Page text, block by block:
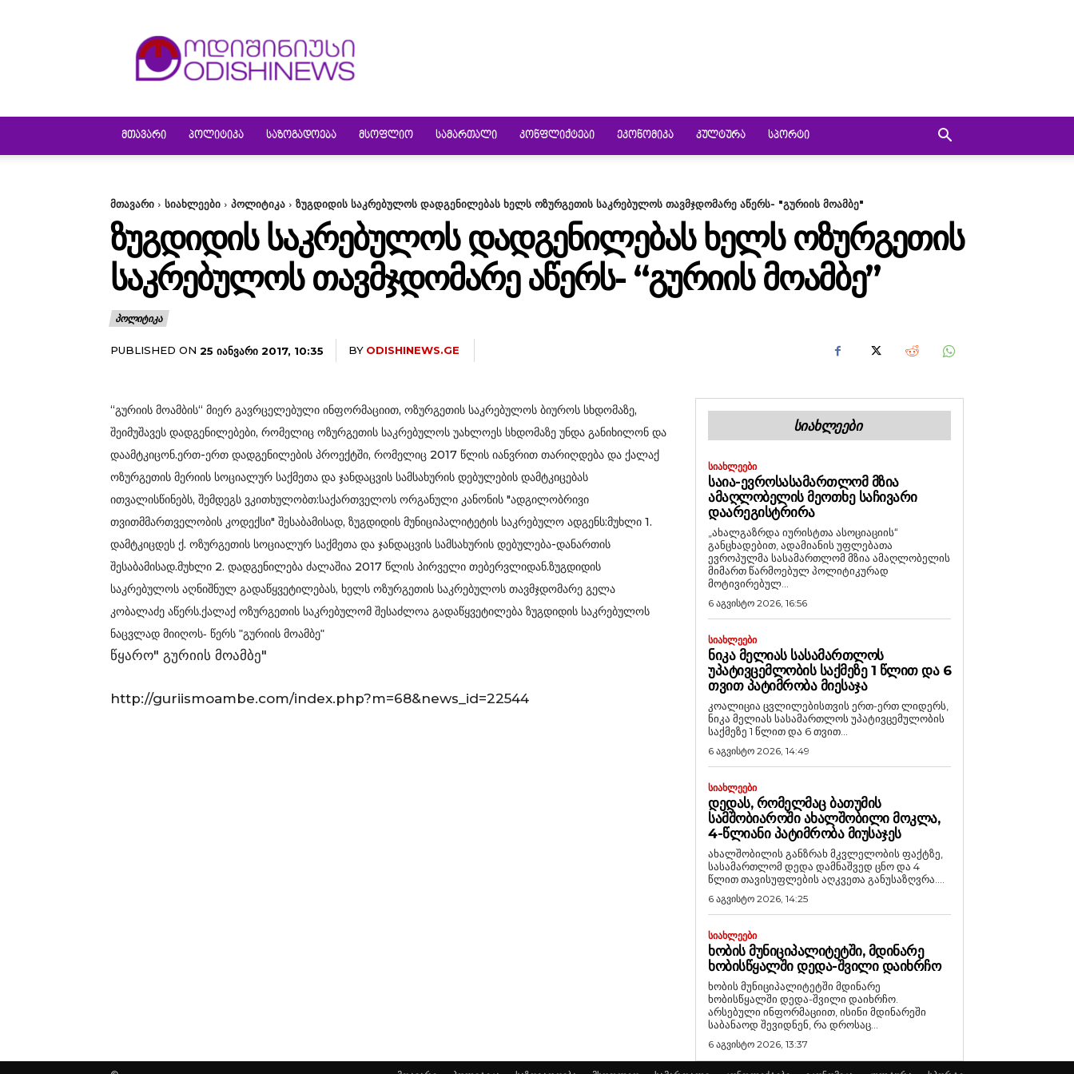
ᲛᲗᲐᲕᲐᲠᲘ ᲞᲝᲚᲘᲢᲘᲙᲐ ᲡᲐᲖᲝᲒᲐᲓᲝᲔᲑᲐ ᲛᲡᲝᲤᲚᲘᲝ ᲡᲐᲛᲐᲠᲗᲐᲚᲘ ᲙᲝᲜᲤᲚᲘᲥᲢᲔᲑᲘ ᲔᲙᲝᲜᲝᲛᲘᲙᲐ ᲙᲣᲚᲢᲣᲠᲐ ᲡᲞᲝᲠᲢᲘ
მთავარი სიახლეები პოლიტიკა ზუგდიდის საკრებულოს დადგენილებას ხელს ოზურგეთის საკრებულოს თავმჯდომარე აწერს- "გურიის მოამბე"
ᲖᲣᲒᲓᲘᲓᲘᲡ ᲡᲐᲙᲠᲔᲑᲣᲚᲝᲡ ᲓᲐᲓᲒᲔᲜᲘᲚᲔᲑᲐᲡ ᲮᲔᲚᲡ ᲝᲖᲣᲠᲒᲔᲗᲘᲡ
ᲡᲐᲙᲠᲔᲑᲣᲚᲝᲡ ᲗᲐᲕᲛᲯᲓᲝᲛᲐᲠᲔ ᲐᲬᲔᲠᲡ- “ᲒᲣᲠᲘᲘᲡ ᲛᲝᲐᲛᲑᲔ”
ᲞᲝᲚᲘᲢᲘᲙᲐ
PUBLISHED ON 25 ᲘᲐᲜᲕᲐᲠᲘ 2017, 10:35 BY ODISHINEWS.GE
“გურიის მოამბის“ მიერ გავრცელებული ინფორმაციით, ოზურგეთის საკრებულოს ბიუროს სხდომაზე,
შეიმუშავეს დადგენილებები, რომელიც ოზურგეთის საკრებულოს უახლოეს სხდომაზე უნდა განიხილონ და
დაამტკიცონ.ერთ-ერთ დადგენილების პროექტში, რომელიც 2017 წლის იანვრით თარიღდება და ქალაქ
ოზურგეთის მერიის სოციალურ საქმეთა და ჯანდაცვის სამსახურის დებულების დამტკიცებას
ითვალისწინებს, შემდეგს ვკითხულობთ:საქართველოს ორგანული კანონის "ადგილობრივი
თვითმმართველობის კოდექსი" შესაბამისად, ზუგდიდის მუნიციპალიტეტის საკრებულო ადგენს:მუხლი 1.
დამტკიცდეს ქ. ოზურგეთის სოციალურ საქმეთა და ჯანდაცვის სამსახურის დებულება-დანართის
შესაბამისად.მუხლი 2. დადგენილება ძალაშია 2017 წლის პირველი თებერვლიდან.ზუგდიდის
საკრებულოს აღნიშნულ გადაწყვეტილებას, ხელს ოზურგეთის საკრებულოს თავმჯდომარე გელა
კობალაძე აწერს.ქალაქ ოზურგეთის საკრებულომ შესაძლოა გადაწყვეტილება ზუგდიდის საკრებულოს
ნაცვლად მიიღოს- წერს "გურიის მოამბე"
წყარო" გურიის მოამბე"
http://guriismoambe.com/index.php?m=68&news_id=22544
ᲡᲘᲐᲮᲚᲔᲔᲑᲘ
ᲡᲘᲐᲮᲚᲔᲔᲑᲘ
ᲡᲐᲘᲐ-ᲔᲕᲠᲝᲡᲐᲡᲐᲛᲐᲠᲗᲚᲝᲛ ᲛᲖᲘᲐ
ᲐᲛᲐᲦᲚᲝᲑᲔᲚᲘᲡ ᲛᲔᲝᲗᲮᲔ ᲡᲐᲩᲘᲕᲐᲠᲘ
ᲓᲐᲐᲠᲔᲒᲘᲡᲢᲠᲘᲠᲐ
„ახალგაზრდა იურისტთა ასოციაციის“
განცხადებით, ადამიანის უფლებათა
ევროპულმა სასამართლომ მზია ამაღლობელის
მიმართ წარმოებულ პოლიტიკურად
მოტივირებულ...
6 აგვისტო 2026, 16:56
ᲡᲘᲐᲮᲚᲔᲔᲑᲘ
ᲜᲘᲙᲐ ᲛᲔᲚᲘᲐᲡ ᲡᲐᲡᲐᲛᲐᲠᲗᲚᲝᲡ
ᲣᲞᲐᲢᲘᲕᲪᲔᲛᲚᲝᲑᲘᲡ ᲡᲐᲥᲛᲔᲖᲔ 1 ᲬᲚᲘᲗ ᲓᲐ 6
ᲗᲕᲘᲗ ᲞᲐᲢᲘᲛᲠᲝᲑᲐ ᲛᲘᲔᲡᲐᲯᲐ
კოალიცია ცვლილებისთვის ერთ-ერთ ლიდერს,
ნიკა მელიას სასამართლოს უპატივცემულობის
საქმეზე 1 წლით და 6 თვით...
6 აგვისტო 2026, 14:49
ᲡᲘᲐᲮᲚᲔᲔᲑᲘ
ᲓᲔᲓᲐᲡ, ᲠᲝᲛᲔᲚᲛᲐᲪ ᲑᲐᲗᲣᲛᲘᲡ
ᲡᲐᲛᲨᲝᲑᲘᲐᲠᲝᲨᲘ ᲐᲮᲐᲚᲨᲝᲑᲘᲚᲘ ᲛᲝᲙᲚᲐ,
4-ᲬᲚᲘᲐᲜᲘ ᲞᲐᲢᲘᲛᲠᲝᲑᲐ ᲛᲘᲣᲡᲐᲯᲔᲡ
ახალშობილის განზრახ მკვლელობის ფაქტზე,
სასამართლომ დედა დამნაშვედ ცნო და 4
წლით თავისუფლების აღკვეთა განუსაზღვრა....
6 აგვისტო 2026, 14:25
ᲡᲘᲐᲮᲚᲔᲔᲑᲘ
ᲮᲝᲑᲘᲡ ᲛᲣᲜᲘᲪᲘᲞᲐᲚᲘᲢᲔᲢᲨᲘ, ᲛᲓᲘᲜᲐᲠᲔ
ᲮᲝᲑᲘᲡᲬᲧᲐᲚᲨᲘ ᲓᲔᲓᲐ-ᲨᲕᲘᲚᲘ ᲓᲐᲘᲮᲠᲩᲝ
ხობის მუნიციპალიტეტში მდინარე
ხობისწყალში დედა-შვილი დაიხრჩო.
არსებული ინფორმაციით, ისინი მდინარეში
საბანაოდ შევიდნენ, რა დროსაც...
6 აგვისტო 2026, 13:37